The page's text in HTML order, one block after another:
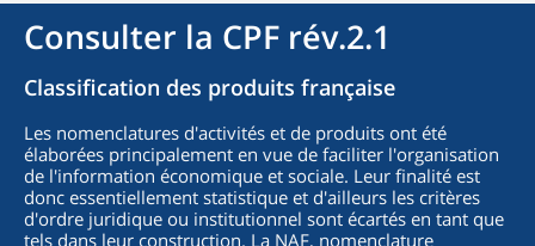
Consulter la CPF rév.2.1
Classification des produits française
Les nomenclatures d'activités et de produits ont été
élaborées principalement en vue de faciliter l'organisation
de l'information économique et sociale. Leur finalité est
donc essentiellement statistique et d'ailleurs les critères
d'ordre juridique ou institutionnel sont écartés en tant que
tels dans leur construction. La NAF, nomenclature